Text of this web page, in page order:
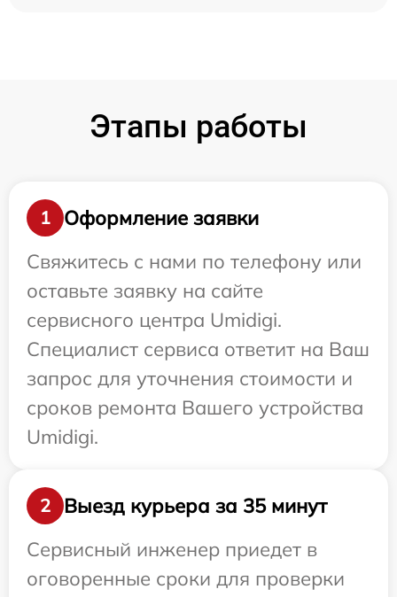
Этапы работы
1
Оформление заявки
Свяжитесь с нами по телефону или
оставьте заявку на сайте
сервисного центра Umidigi.
Специалист сервиса ответит на Ваш
запрос для уточнения стоимости и
сроков ремонта Вашего устройства
Umidigi.
2
Выезд курьера за 35 минут
Сервисный инженер приедет в
оговоренные сроки для проверки